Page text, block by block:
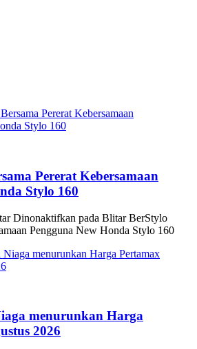
Pererat Kebersamaan
Stylo 160
Dinonaktifkan pada Blitar BerStylo
Pengguna New Honda Stylo 160
menurunkan Harga
2026